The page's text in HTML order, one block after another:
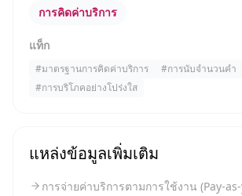
การคิดค่าบริการ
แท็ก
#มาตรฐานการคิดค่าบริการ #การนับจำนวนคำ
#การบริโภคอย่างโปร่งใส
แหล่งข้อมูลเพิ่มเติม
การจ่ายค่าบริการตามการใช้งาน (Pay-